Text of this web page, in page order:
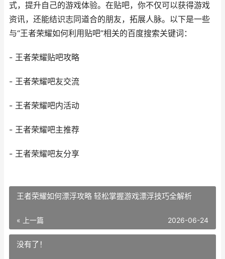
式，提升自己的游戏体验。在贴吧，你不仅可以获得游戏
资讯，还能结识志同道合的朋友，拓展人脉。以下是一些
与“王者荣耀如何利用贴吧”相关的百度搜索关键词：
- 王者荣耀贴吧攻略
- 王者荣耀吧友交流
- 王者荣耀吧内活动
- 王者荣耀吧主推荐
- 王者荣耀吧友分享
王者荣耀如何漂浮攻略 轻松掌握游戏漂浮技巧全解析
« 上一篇 2026-06-24
没有了！